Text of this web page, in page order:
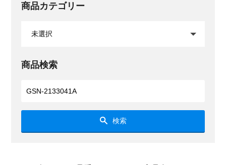
商品カテゴリー
商品検索
検索